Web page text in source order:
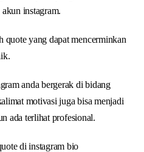
instagram.
quote yang dapat mencerminkan
anda bergerak di bidang
motivasi juga bisa menjadi
ada terlihat profesional.
di instagram bio